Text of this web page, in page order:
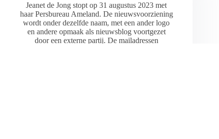
Jeanet de Jong stopt op 31 augustus 2023 met
haar Persbureau Ameland. De nieuwsvoorziening
wordt onder dezelfde naam, met een ander logo
en andere opmaak als nieuwsblog voortgezet
door een externe partij. De mailadressen